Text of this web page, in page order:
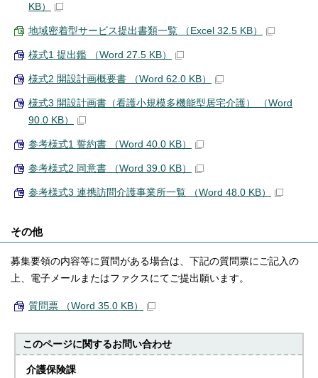
KB）
地域密着型サービス提出書類一覧 （Excel 32.5 KB）
様式1 提出鑑 （Word 27.5 KB）
様式2 開設計画概要書 （Word 62.0 KB）
様式3 開設計画書（看護小規模多機能型居宅介護） （Word
90.0 KB）
参考様式1 誓約書 （Word 40.0 KB）
参考様式2 同意書 （Word 39.0 KB）
参考様式3 連携訪問介護事業所一覧 （Word 48.0 KB）
その他
募集要領の内容等に質問がある場合は、下記の質問票にご記入の
上、電子メールまたはファクスにてご提出願います。
質問票 （Word 35.0 KB）
このページに関するお問い合わせ
介護保険課